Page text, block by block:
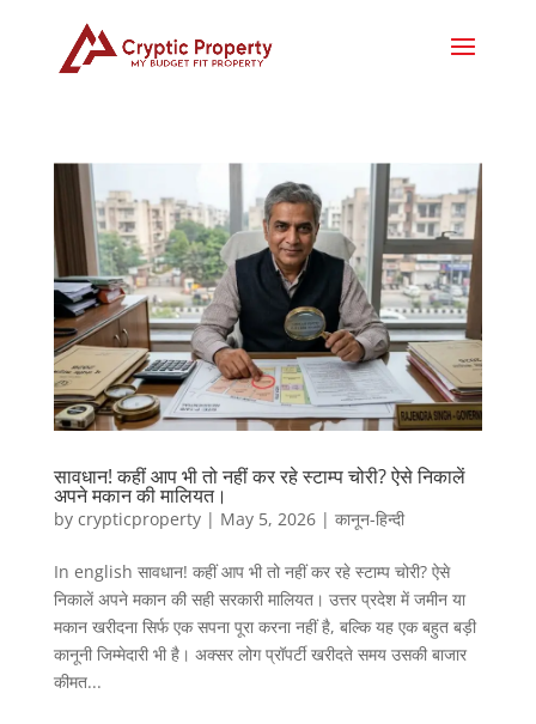
सावधान! कहीं आप भी तो नहीं कर रहे स्टाम्प चोरी? ऐसे निकालें
अपने मकान की मालियत।
by crypticproperty| May 5, 2026| कानून-हिन्दी
In english सावधान! कहीं आप भी तो नहीं कर रहे स्टाम्प चोरी? ऐसे
निकालें अपने मकान की सही सरकारी मालियत। उत्तर प्रदेश में जमीन या
मकान खरीदना सिर्फ एक सपना पूरा करना नहीं है, बल्कि यह एक बहुत बड़ी
कानूनी जिम्मेदारी भी है। अक्सर लोग प्रॉपर्टी खरीदते समय उसकी बाजार
कीमत...